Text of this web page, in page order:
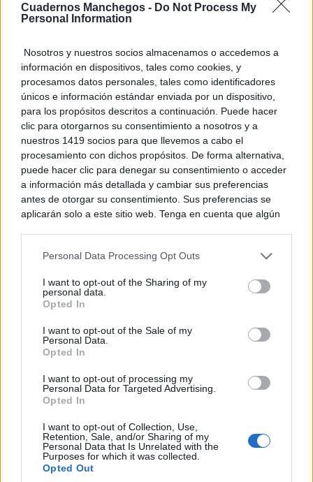
Cuadernos Manchegos - Do Not Process My
Personal Information
Nosotros y nuestros socios almacenamos o accedemos a
información en dispositivos, tales como cookies, y
procesamos datos personales, tales como identificadores
únicos e información estándar enviada por un dispositivo,
para los propósitos descritos a continuación. Puede hacer
clic para otorgarnos su consentimiento a nosotros y a
nuestros 1419 socios para que llevemos a cabo el
procesamiento con dichos propósitos. De forma alternativa,
puede hacer clic para denegar su consentimiento o acceder
a información más detallada y cambiar sus preferencias
antes de otorgar su consentimiento. Sus preferencias se
aplicarán solo a este sitio web. Tenga en cuenta que algún
rechazar tal procesamiento. Puede cambiar sus preferencias
a este sitio y haciendo clic en el botón "Privacidad" en la
parte inferior de la página web.
Please note that this website/app uses one or more Google
services and may gather and store information including but
not limited to your visit or usage behaviour. You may click to
use your data for below specified purposes in below Google
consent section.
Personal Data Processing Opt Outs
I want to opt-out of the Sharing of my
personal data.
Opted In
I want to opt-out of the Sale of my
Personal Data.
Opted In
I want to opt-out of processing my
Personal Data for Targeted Advertising.
Opted In
I want to opt-out of Collection, Use,
Retention, Sale, and/or Sharing of my
Personal Data that Is Unrelated with the
Purposes for which it was collected.
Opted Out
Cuando se abre el libro nadie imagina las horas, días,
meses y años que los autores han invertido hasta
ordenar analogías y semejanzas del contenido de más
de cuatrocientas páginas y de las ciento cincuenta
cuevas fotografiadas de Tomelloso… Fotografías y
D.V.D, planos, esquemas, ilustraciones, cuestionarios
y datos también de otras visitadas en Burgos,
Valladolid, Salamanca y Castilla-La Mancha que
componen los doce capítulos del libro con once
estadillos que también se pueden desplegar. Un
tratado enciclopédico sobre las cuevas que nacieron
para ser bodegas, almacén de la vivienda y para otros
Es este un libro aleccionador y aglutinador de
saberes: de ciencia y ensoñación romántica al unir en
el mismo volumen las páginas poéticas de los poetas
que las firman. Hilo conductor del barro primero